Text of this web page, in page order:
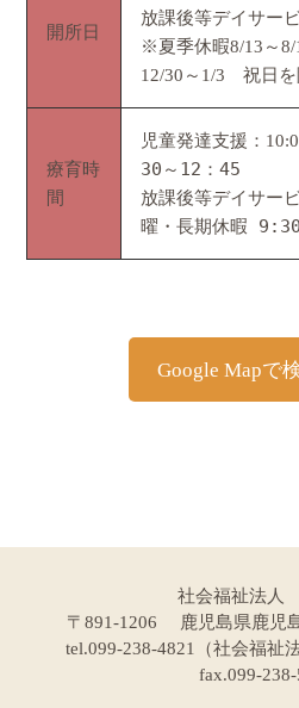
開所日
放課後等デイサー
※夏季休暇8/13～
12/30～1/3 祝日を
療育時
間
児童発達支援：
30～12：45
放課後等デイサー
曜・長期休暇
Google Mapで
社会福祉法人
〒891-1206 鹿児島県鹿児
tel.099-238-4821（社会福祉
fax.099-